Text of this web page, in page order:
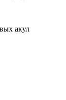
акул